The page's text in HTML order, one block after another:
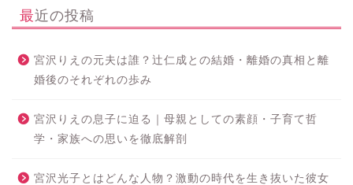
最近の投稿
宮沢りえの元夫は誰？辻仁成との結婚・離婚の真相と離
婚後のそれぞれの歩み
宮沢りえの息子に迫る｜母親としての素顔・子育て哲
学・家族への思いを徹底解剖
宮沢光子とはどんな人物？激動の時代を生き抜いた彼女